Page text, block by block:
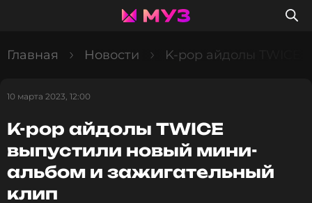
Главная Новости K-pop айдолы TWICE
10 марта 2023, 12:00
K-pop айдолы TWICE
выпустили новый мини-
альбом и зажигательный
клип